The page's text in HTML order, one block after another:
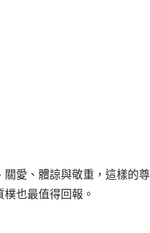
關愛、體諒與敬重，這樣的
也最值得回報。